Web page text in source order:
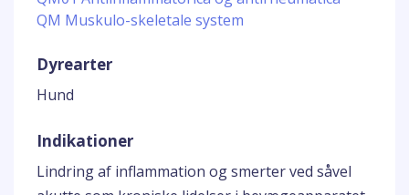
QM Muskulo-skeletale system
Dyrearter
Hund
Indikationer
Lindring af inflammation og smerter ved såvel